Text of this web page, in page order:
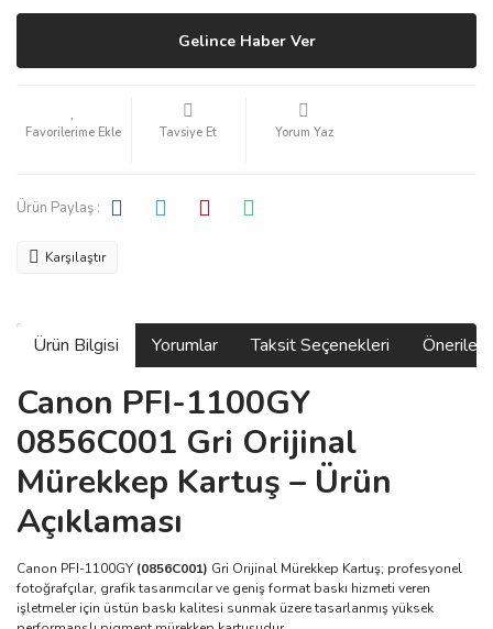
Gelince Haber Ver
Tavsiye Et Yorum Yaz
Ürün Paylaş :
Karşılaştır
Ürün Bilgisi Yorumlar Taksit Seçenekleri
Canon PFI-1100GY
0856C001 Gri Orijinal
Mürekkep Kartuş – Ürün
Açıklaması
Canon PFI-1100GY (0856C001) Gri Orijinal Mürekkep Kartuş; profesyonel
fotoğrafçılar, grafik tasarımcılar ve geniş format baskı hizmeti veren
işletmeler için üstün baskı kalitesi sunmak üzere tasarlanmış yüksek